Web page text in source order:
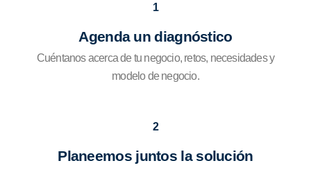
1
Agenda un diagnóstico
Cuéntanos acerca de tu negocio, retos, necesidades y
modelo de negocio.
2
Planeemos juntos la solución